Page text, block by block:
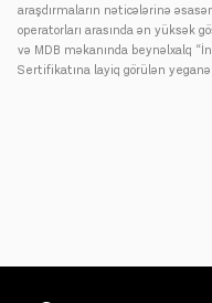
araşdırmaların nəticələrinə
operatorları arasında ən yüksək
və MDB məkanında beynəlxalq
Sertifikatına layiq görülən